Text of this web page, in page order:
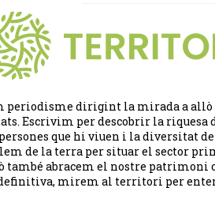
periodisme dirigint la mirada a allò
Escrivim per descobrir la riquesa
que hi viuen i la diversitat
de la terra per situar el sector
també abracem el nostre
mirem al territori per